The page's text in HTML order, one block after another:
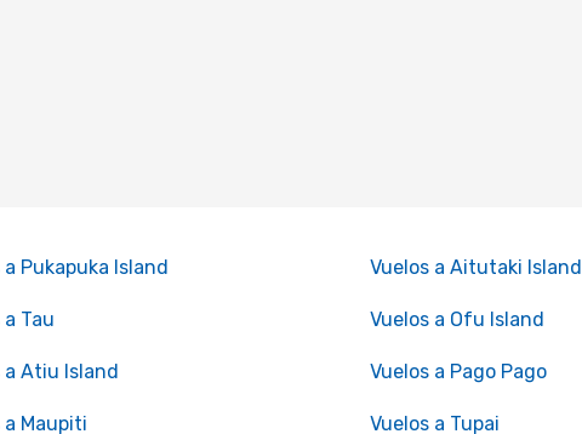
a Pukapuka Island Vuelos a Aitutaki Island
Tau Vuelos a Ofu Island
a Atiu Island Vuelos a Pago Pago
a Maupiti Vuelos a Tupai